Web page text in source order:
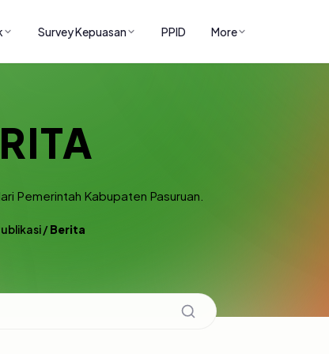
Survey Kepuasan PPID More
Pemerintah Kabupaten Pasuruan.
/Berita